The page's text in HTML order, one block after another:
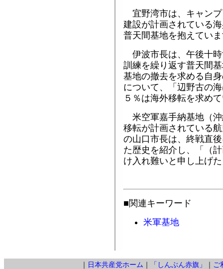
宜野湾市は、キャン
建設が計画されている
普天間基地を抱えてい
伊波市長は、午後十
訓練を繰り返す普天間
基地の撤去を求める自
について、「辺野古の
５％は海外移転を求め
米空軍嘉手納基地（
移転が計画されている
の山口市長は、終戦直
た歴史を紹介し、「（
け入れ難いと申し上げ
■関連キーワード
米軍基地
日本共産党ホーム 「しんぶん赤旗」
ご